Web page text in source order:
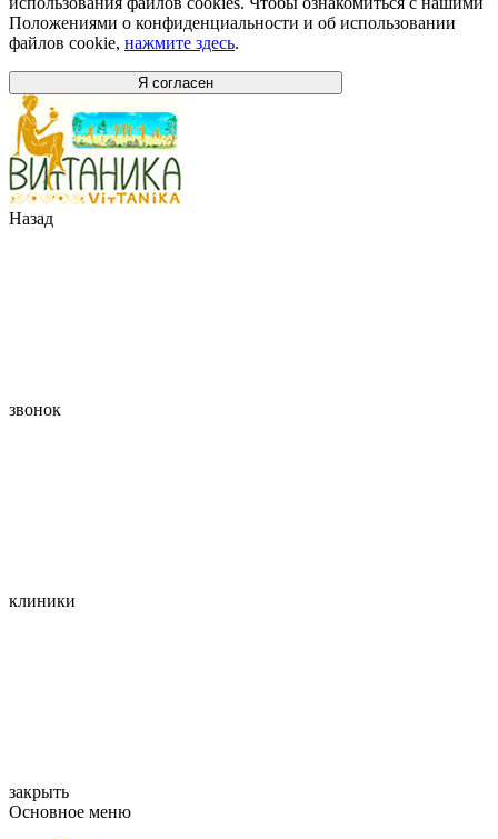
Положениями о конфиденциальности и об использовании
файлов cookie, нажмите здесь.
Я согласен
Назад
звонок
клиники
закрыть
Основное меню